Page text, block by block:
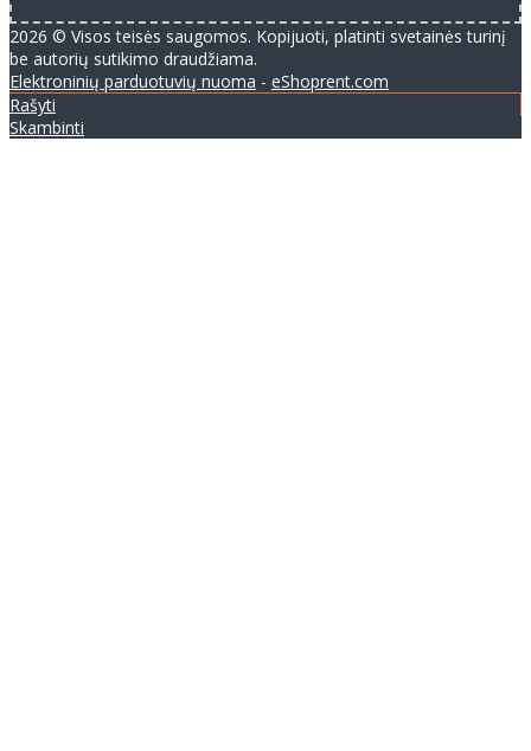
2026 © Visos teisės saugomos. Kopijuoti, platinti svetainės turinį
be autorių sutikimo draudžiama.
Elektroninių parduotuvių nuoma - eShoprent.com
Rašyti
Skambinti